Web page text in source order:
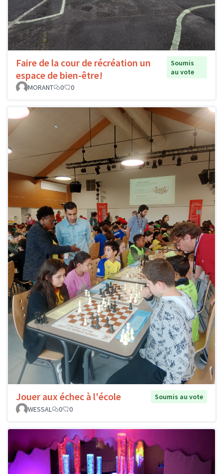
Faire de la cour de récréation un
espace de bien-être!
Soumis
au vote
MORANT
0 0
Jouer aux échec à l'école
Soumis au vote
WESSAL
0 0